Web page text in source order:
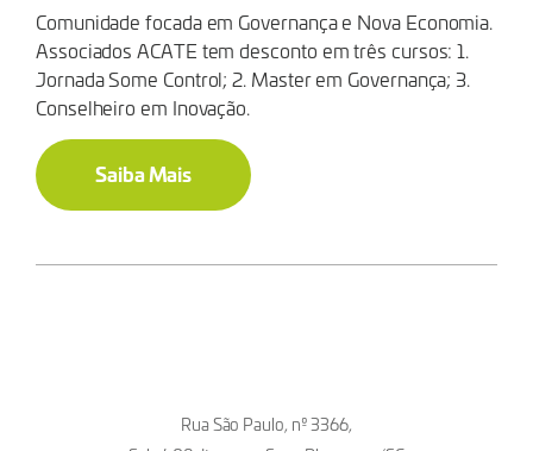
Comunidade focada em Governança e Nova Economia.
Associados ACATE tem desconto em três cursos: 1.
Jornada Some Control; 2. Master em Governança; 3.
Conselheiro em Inovação.
Saiba Mais
Rua São Paulo, nº 3366,